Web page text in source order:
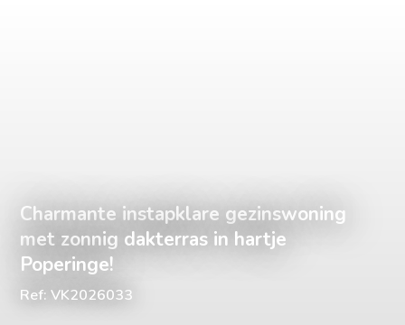
Charmante instapklare gezinswoning
met zonnig dakterras in hartje
Poperinge!
Ref: VK2026033